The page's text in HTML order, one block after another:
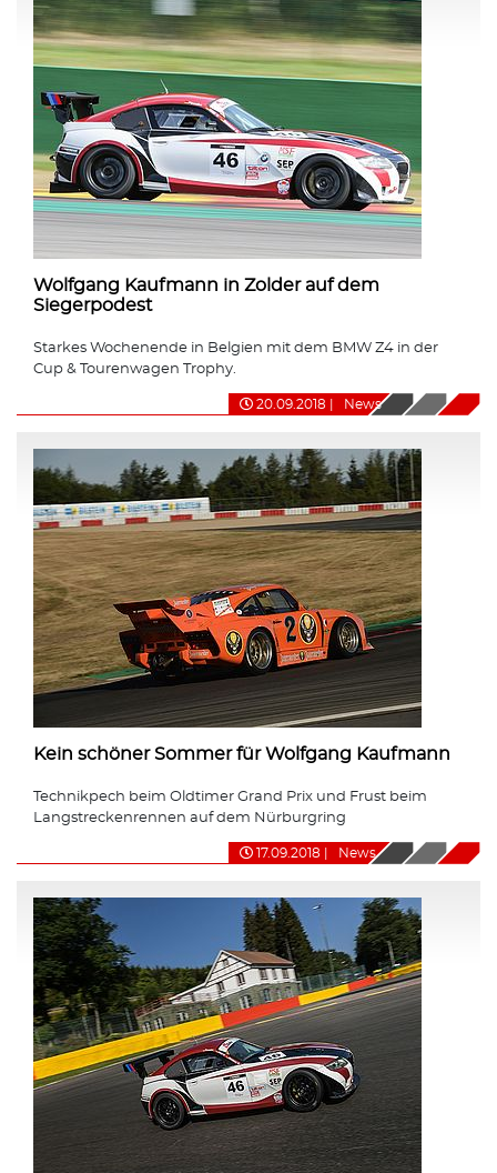
Wolfgang Kaufmann in Zolder auf dem
Siegerpodest
Starkes Wochenende in Belgien mit dem BMW Z4 in der
Cup & Tourenwagen Trophy.
20.09.2018 News
Kein schöner Sommer für Wolfgang Kaufmann
Technikpech beim Oldtimer Grand Prix und Frust beim
Langstreckenrennen auf dem Nürburgring
17.09.2018 News